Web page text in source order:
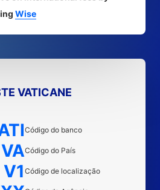
Wise
VATICANE
Código do banco
VACódigo do País
V1 Código de localização